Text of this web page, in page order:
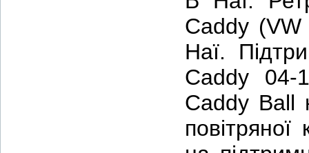
Caddy (VW
Наї.
Caddy 04-
Caddy Ball